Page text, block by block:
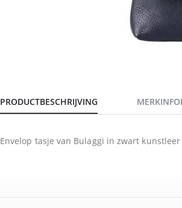
PRODUCTBESCHRIJVING
Envelop tasje van Bulaggi in zwart